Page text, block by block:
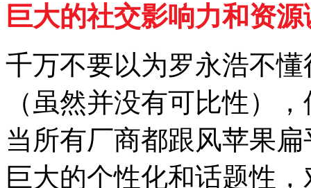
巨大的社交影响力和资
千万不要以为罗永浩不
（虽然并没有可比性）
当所有厂商都跟风苹果
巨大的个性化和话题性